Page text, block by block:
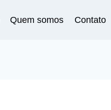
Quem somos Contato